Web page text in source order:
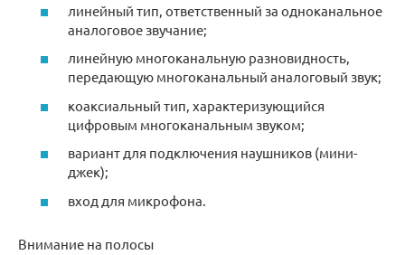
линейный тип, ответственный за одноканальное
аналоговое звучание;
линейную многоканальную разновидность,
передающую многоканальный аналоговый звук;
коаксиальный тип, характеризующийся
цифровым многоканальным звуком;
вариант для подключения наушников (мини-
джек);
вход для микрофона.
Внимание на полосы